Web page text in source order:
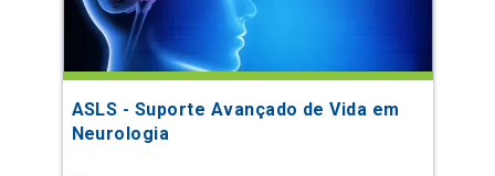
ASLS - Suporte Avançado de Vida em
Neurologia